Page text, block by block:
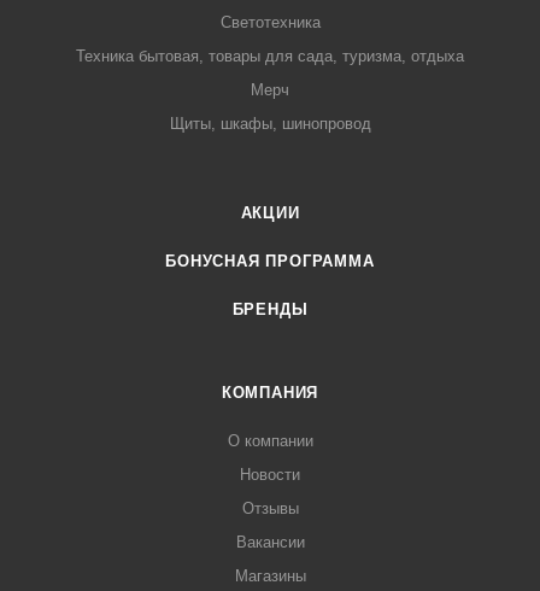
Светотехника
Техника бытовая, товары для сада, туризма, отдыха
Мерч
Щиты, шкафы, шинопровод
АКЦИИ
БОНУСНАЯ ПРОГРАММА
БРЕНДЫ
КОМПАНИЯ
О компании
Новости
Отзывы
Вакансии
Магазины